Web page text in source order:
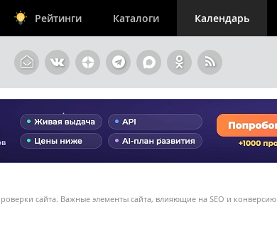
Рейтинги Каталоги Календарь
сайта. Важные элементы сайта, влияющие на SEO и конверсию